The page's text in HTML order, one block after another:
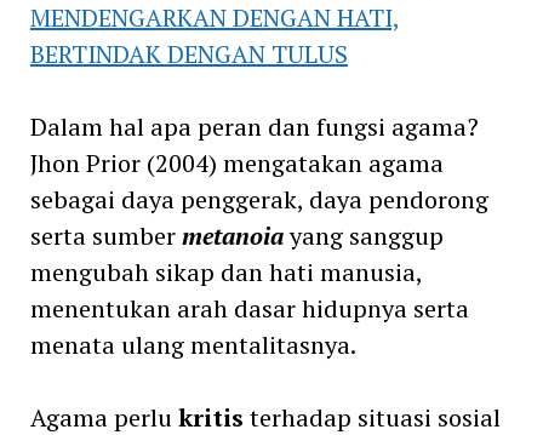
MENDENGARKAN DENGAN HATI,
BERTINDAK DENGAN TULUS
Dalam hal apa peran dan fungsi agama?
Jhon Prior (2004) mengatakan agama
sebagai daya penggerak, daya pendorong
serta sumbermetanoiayang sanggup
mengubah sikap dan hati manusia,
menentukan arah dasar hidupnya serta
menata ulang mentalitasnya.
Agama perlukritis terhadap situasi sosial